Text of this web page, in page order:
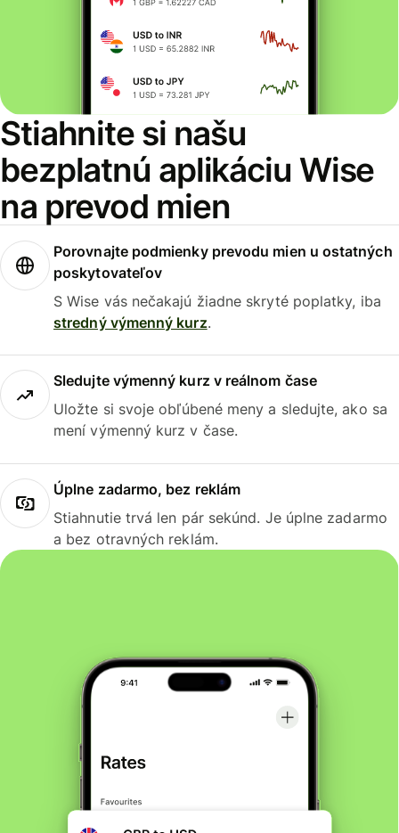
Stiahnite si našu
bezplatnú aplikáciu Wise
na prevod mien
Porovnajte podmienky prevodu mien u ostatných
poskytovateľov
S Wise vás nečakajú žiadne skryté poplatky, iba
stredný výmenný kurz.
Sledujte výmenný kurz v reálnom čase
Uložte si svoje obľúbené meny a sledujte, ako sa
mení výmenný kurz v čase.
Úplne zadarmo, bez reklám
Stiahnutie trvá len pár sekúnd. Je úplne zadarmo
a bez otravných reklám.